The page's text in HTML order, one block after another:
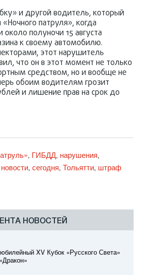
и другой водитель, который
патруля», когда
полуночи 15 августа
к своему автомобилю.
этот нарушитель
что он в этот момент не только
средством, но и вообще не
обоим водителям грозит
и лишение прав на срок до
, ГИБДД, нарушения,
новости, сегодня, Тольятти, штраф
НОВОСТЕЙ
XV Кубок «Русского Света»